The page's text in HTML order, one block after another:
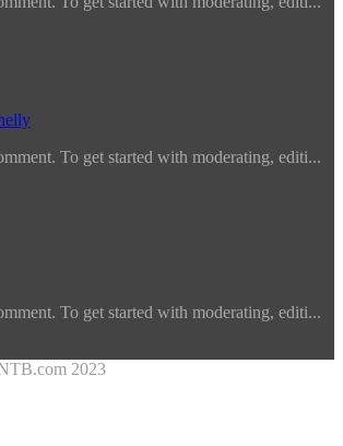
To get started with moderating, editi...
To get started with moderating, editi...
2023